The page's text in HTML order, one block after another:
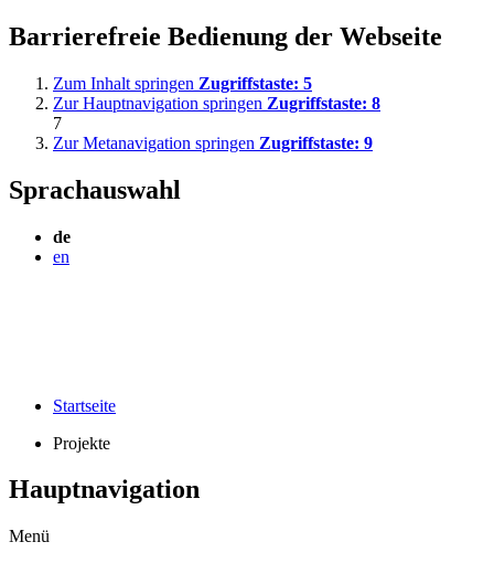
Barrierefreie Bedienung der Webseite
Zum Inhalt springen Zugriffstaste: 5
Zur Hauptnavigation springen Zugriffstaste: 8
7
Zur Metanavigation springen Zugriffstaste: 9
Sprachauswahl
de
en
Startseite
Projekte
Hauptnavigation
Menü